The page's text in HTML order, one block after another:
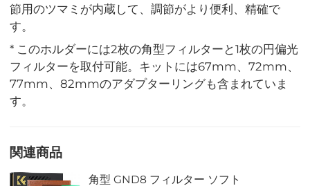
節用のツマミが内蔵して、調節がより便利、精確で
す。
* このホルダーには2枚の角型フィルターと1枚の円偏光
フィルターを取付可能。キットには67mm、72mm、
77mm、82mmのアダプターリングも含まれていま
す。
関連商品
角型 GND8 フィルター ソフト